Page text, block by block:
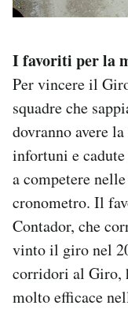
I favoriti per la
Per vincere il
squadre che
dovranno avere
infortuni e
a competere
cronometro. Il
Contador, che
vinto il giro nel
corridori al Giro,
molto efficace